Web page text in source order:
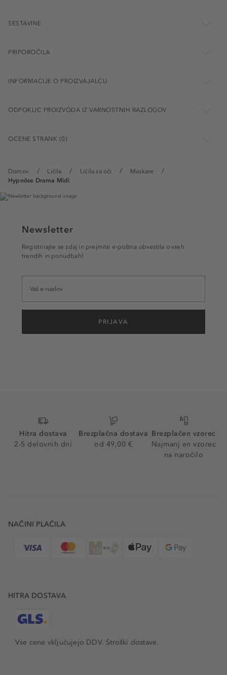
Domov Ličila Ličila za oči
Maskare
Hypnôse Drama Midi
SESTAVINE
PRIPOROČILA
INFORMACIJE O PROIZVAJALCU
ODPOKLIC PROIZVODA IZ VARNOSTNIH RAZLOGOV
OCENE STRANK (0)
Newsletter
Registrirajte se zdaj in prejmite e-poštna obvestila o vseh
trendih in ponudbah!
PRIJAVA
Hitra dostava
2-5 delovnih dni
Brezplačna dostava
od 49,00 €
Brezplačen vzorec
Najmanj en vzorec
na naročilo
NAČINI PLAČILA
HITRA DOSTAVA
Vse cene vključujejo DDV. Stroški dostave.